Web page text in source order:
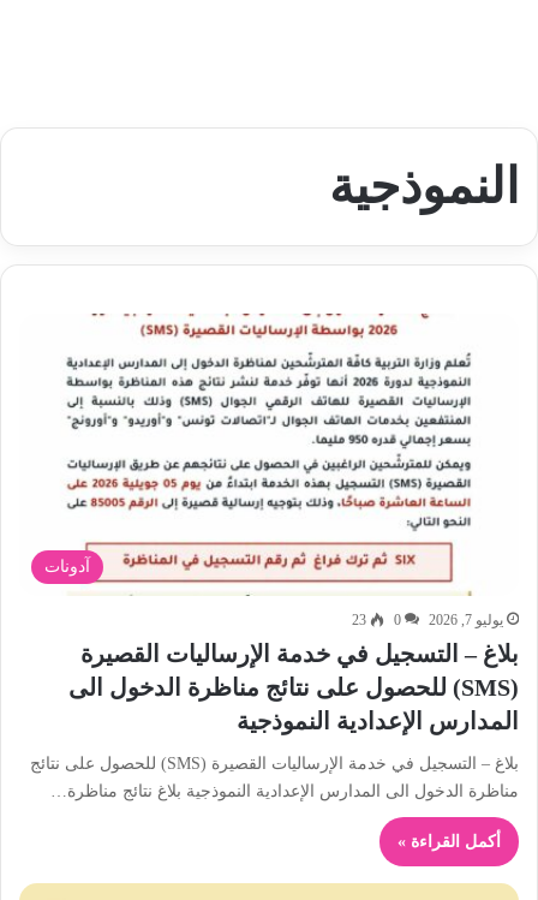
النموذجية
آدونات
يوليو 7, 2026 0
23
بلاغ – التسجيل في خدمة الإرساليات القصيرة
(SMS) للحصول على نتائج مناظرة الدخول الى
المدارس الإعدادية النموذجية
بلاغ – التسجيل في خدمة الإرساليات القصيرة (SMS) للحصول على نتائج
مناظرة الدخول الى المدارس الإعدادية النموذجية بلاغ نتائج مناظرة…
أكمل القراءة »